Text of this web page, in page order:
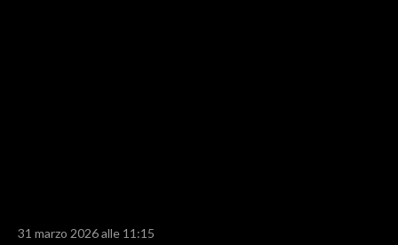
RISULTATI E CLASSIFICHE
31 marzo 2026 alle 11:15